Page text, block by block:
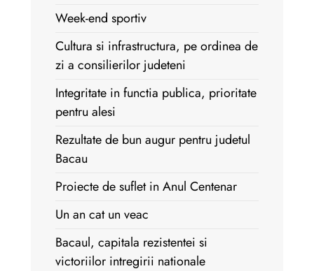
Week-end sportiv
Cultura si infrastructura, pe ordinea de
zi a consilierilor judeteni
Integritate in functia publica, prioritate
pentru alesi
Rezultate de bun augur pentru judetul
Bacau
Proiecte de suflet in Anul Centenar
Un an cat un veac
Bacaul, capitala rezistentei si
victoriilor intregirii nationale